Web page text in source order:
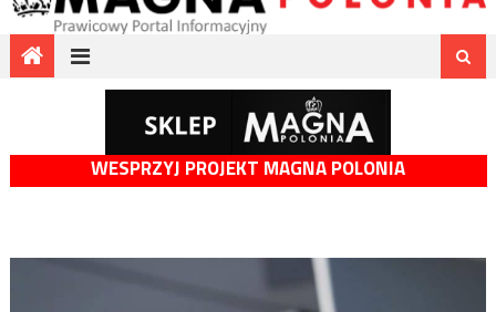
WESPRZYJ PROJEKT MAGNA POLONIA